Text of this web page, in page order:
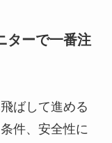
ターで一番注
ばして進める
件、安全性に